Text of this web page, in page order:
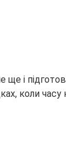
ще і
коли часу